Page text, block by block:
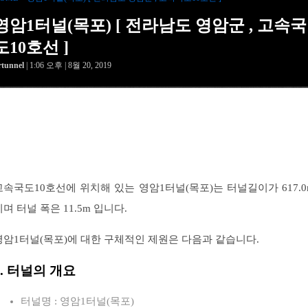
암1터널(목포) [ 전라남도 영암군 , 고속국
10호선 ]
| 1:06 오후 | 8월 20, 2019
속국도10호선에 위치해 있는 영암1터널(목포)는 터널길이가
며 터널 폭은 11.5m 입니다.
암1터널(목포)에 대한 구체적인 제원은 다음과 같습니다.
터널의 개요
터널명 : 영암1터널(목포)